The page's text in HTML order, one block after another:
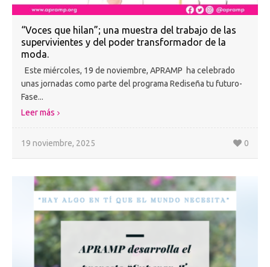
“Voces que hilan”; una muestra del trabajo de las
supervivientes y del poder transformador de la
moda.
Este miércoles, 19 de noviembre, APRAMP ha celebrado
unas jornadas como parte del programa Rediseña tu futuro-
Fase...
Leer más
19 noviembre, 2025 0